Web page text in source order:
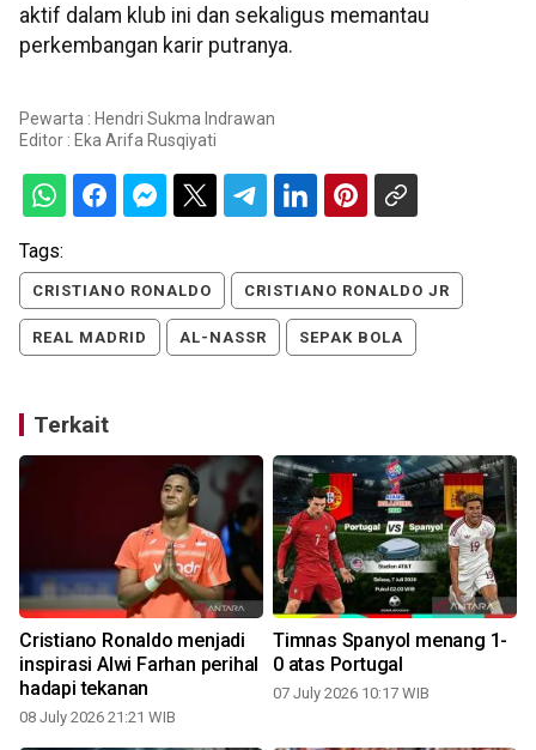
aktif dalam klub ini dan sekaligus memantau
perkembangan karir putranya.
Pewarta : Hendri Sukma Indrawan
Editor : Eka Arifa Rusqiyati
Tags:
CRISTIANO RONALDO CRISTIANO RONALDO JR
REAL MADRID AL-NASSR SEPAK BOLA
Terkait
Cristiano Ronaldo menjadi
inspirasi Alwi Farhan perihal
hadapi tekanan
08 July 2026 21:21 WIB
Timnas Spanyol menang 1-
0 atas Portugal
07 July 2026 10:17 WIB